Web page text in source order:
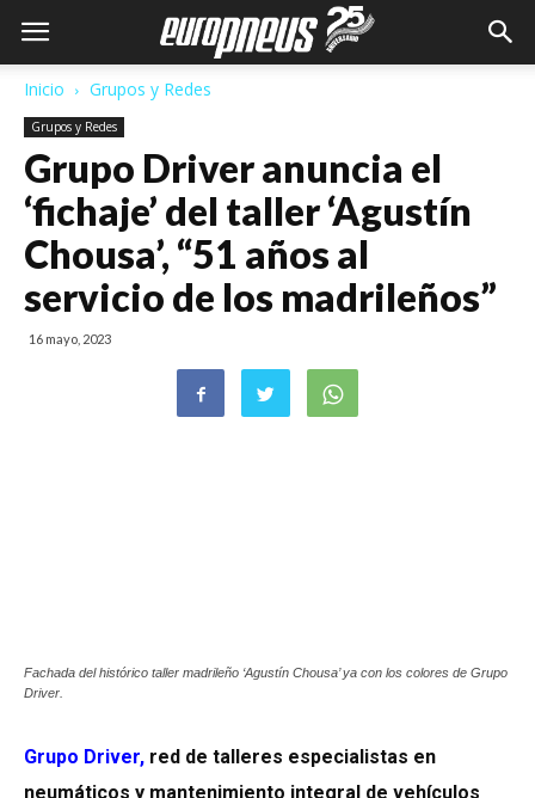
Inicio Grupos y Redes
Grupos y Redes
Grupo Driver anuncia el
‘fichaje’ del taller ‘Agustín
Chousa’, “51 años al
servicio de los madrileños”
16 mayo, 2023
Fachada del histórico taller madrileño ‘Agustín Chousa’ ya con los colores de Grupo
Driver.
Grupo Driver, red de talleres especialistas en
neumáticos y mantenimiento integral de vehículos